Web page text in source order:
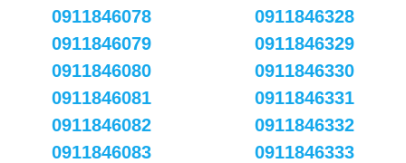
0911846078
0911846079
0911846080
0911846081
0911846082
0911846083
0911846328
0911846329
0911846330
0911846331
0911846332
0911846333